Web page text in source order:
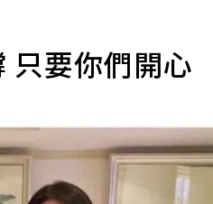
只要你們開心